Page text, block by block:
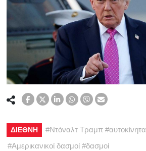
ΔΙΕΘΝΗ #Ντόναλτ Τραμπ #αυτοκίνητα
#Αμερικανικοί δασμοί #δασμοί